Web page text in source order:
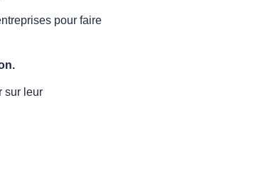
pour faire
sur leur